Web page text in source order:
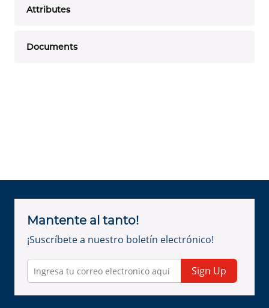
Attributes
Documents
Mantente al tanto!
¡Suscríbete a nuestro boletín electrónico!
Sign Up